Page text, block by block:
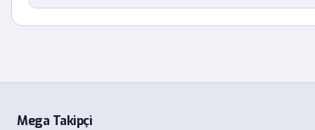
Mega Takipçi